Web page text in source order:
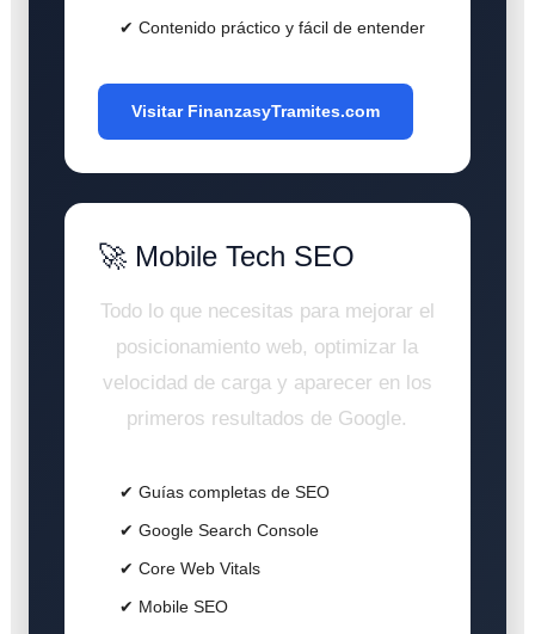
✔ Contenido práctico y fácil de entender
Visitar FinanzasyTramites.com
🚀 Mobile Tech SEO
Todo lo que necesitas para mejorar el
posicionamiento web, optimizar la
velocidad de carga y aparecer en los
primeros resultados de Google.
✔ Guías completas de SEO
✔ Google Search Console
✔ Core Web Vitals
✔ Mobile SEO